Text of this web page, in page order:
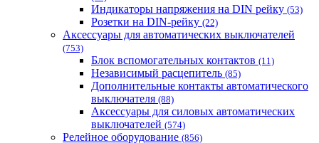
Индикаторы напряжения на DIN рейку (53)
Розетки на DIN-рейку (22)
Аксессуары для автоматических выключателей
(753)
Блок вспомогательных контактов (11)
Независимый расцепитель (85)
Дополнительные контакты автоматического
выключателя (88)
Аксессуары для силовых автоматических
выключателей (574)
Релейное оборудование (856)